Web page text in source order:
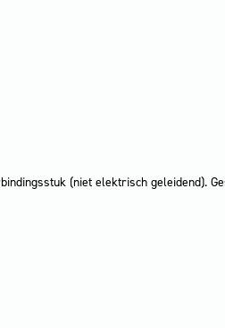
(niet elektrisch geleidend).